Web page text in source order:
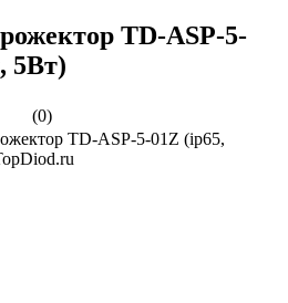
TD-ASP-5-
5Вт)
(0)